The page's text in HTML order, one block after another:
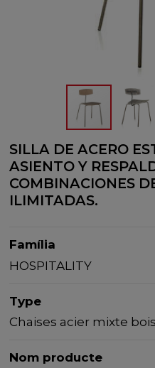
SILLA DE ACERO
ASIENTO Y
COMBINACIONES
ILIMITADAS.
Família
HOSPITALITY
Type
Chaises acier mixte
Nom producte